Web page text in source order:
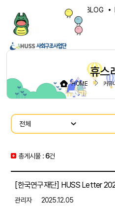
NAVER BLOG
휴스
HOME 커뮤
총게시물 : 6건
목록형
[한국연구재단] HUSS Letter
관리자 2025.12.05